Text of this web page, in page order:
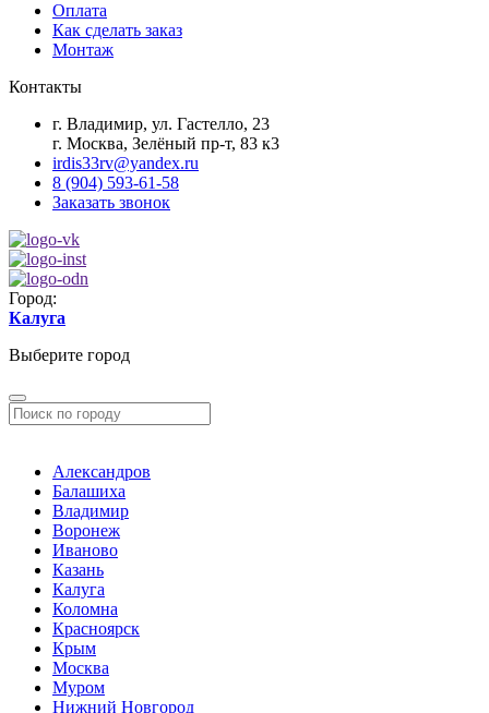
Оплата
Как сделать заказ
Монтаж
Контакты
г. Владимир, ул. Гастелло, 23
г. Москва, Зелёный пр-т, 83 к3
irdis33rv@yandex.ru
8 (904) 593-61-58
Заказать звонок
Город:
Калуга
Выберите город
Александров
Балашиха
Владимир
Воронеж
Иваново
Казань
Калуга
Коломна
Красноярск
Крым
Москва
Муром
Нижний Новгород